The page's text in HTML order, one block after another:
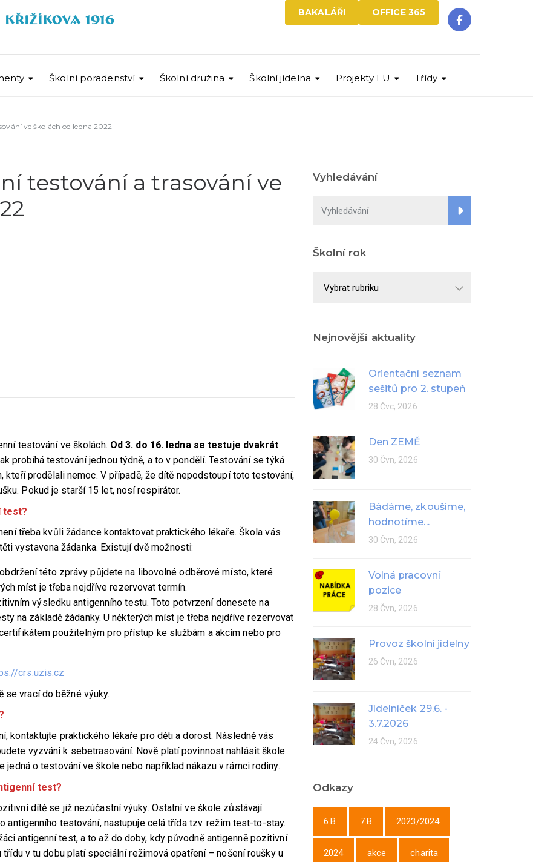
OFFICE 365
BAKALÁŘI
Školní poradenství Školní družina Školní jídelna Projekty EU Třídy
ve školách od ledna 2022
testování a trasování ve
testování ve školách. Od 3. do 16. ledna se testuje dvakrát
probíhá testování jednou týdně, a to v pondělí. Testování se týká
kteří prodělali nemoc. V případě, že dítě nepodstoupí toto testování,
Pokud je starší 15 let, nosí respirátor.
test?
třeba kvůli žádance kontaktovat praktického lékaře. Škola vás
vystavena žádanka. Existují dvě možnosti:
této zprávy půjdete na libovolné odběrové místo, které
míst je třeba nejdříve rezervovat termín.
výsledku antigenního testu. Toto potvrzení donesete na
na základě žádanky. U některých míst je třeba nejdříve rezervovat
použitelným pro přístup ke službám a akcím nebo pro
crs.uzis.cz
se vrací do běžné výuky.
kontaktujte praktického lékaře pro děti a dorost. Následně vás
vyzváni k sebetrasování. Nově platí povinnost nahlásit škole
o testování ve škole nebo například nákazu v rámci rodiny.
test?
dítě se již nezúčastní výuky. Ostatní ve škole zůstávají.
antigenního testování, nastupuje celá třída tzv. režim test-to-stay.
antigenní test, a to až do doby, kdy původně antigenně pozitivní
v tu dobu platí speciální režimová opatření – nošení roušky u
Vyhledávání
Školní rok
Nejnovější aktuality
Orientační seznam
sešitů pro 2. stupeň
28 Čvc, 2026
Den ZEMĚ
30 Čvn, 2026
Bádáme, zkoušíme,
hodnotíme...
30 Čvn, 2026
Volná pracovní
pozice
28 Čvn, 2026
Provoz školní jídelny
26 Čvn, 2026
Jídelníček 29.6. -
3.7.2026
24 Čvn, 2026
Odkazy
6.B 7.B 2023/2024
2024 akce charita